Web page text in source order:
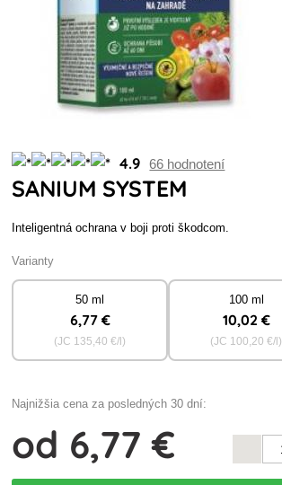
4.966 hodnotení
SANIUM SYSTEM
Inteligentná ochrana v boji proti škodcom.
Varianty
50 ml
6,77 €
(JC 135,40 €/l)
100 ml
10,02 €
(JC 100,20 €/l)
Najnižšia cena za posledných 30 dní:
od 6,77 €